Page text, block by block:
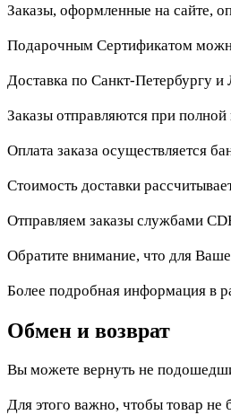
Заказы, оформленные на сайте,
Подарочным Сертификатом
Доставка по Санкт-Петербургу и
Заказы отправляются при полной
Оплата заказа осуществляется
Стоимость доставки
Отправляем заказы службами
Обратите внимание, что для
Более подробная информация в
Обмен и возврат
Вы можете вернуть не
Для этого важно, чтобы товар не